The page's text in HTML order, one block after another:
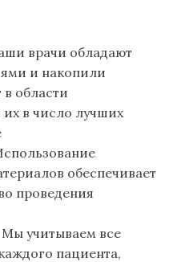
врачи обладают
и накопили
области
их в число лучших
обеспечивает
проведения
Мы учитываем все
пациента,